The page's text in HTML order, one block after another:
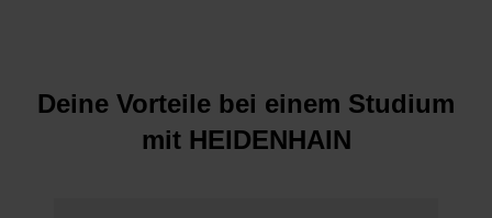
Deine Vorteile bei einem Studium
mit HEIDENHAIN